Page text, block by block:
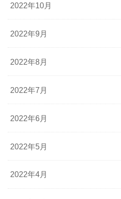
2022年10月
2022年9月
2022年8月
2022年7月
2022年6月
2022年5月
2022年4月